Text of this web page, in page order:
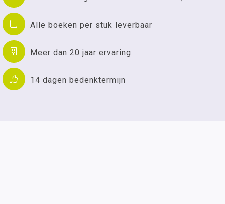
Alle boeken per stuk leverbaar
Meer dan 20 jaar ervaring
14 dagen bedenktermijn